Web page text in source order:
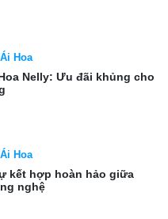
Ái Hoa
Nelly: Ưu đãi khủng cho
Ái Hoa
kết hợp hoàn hảo giữa
nghệ